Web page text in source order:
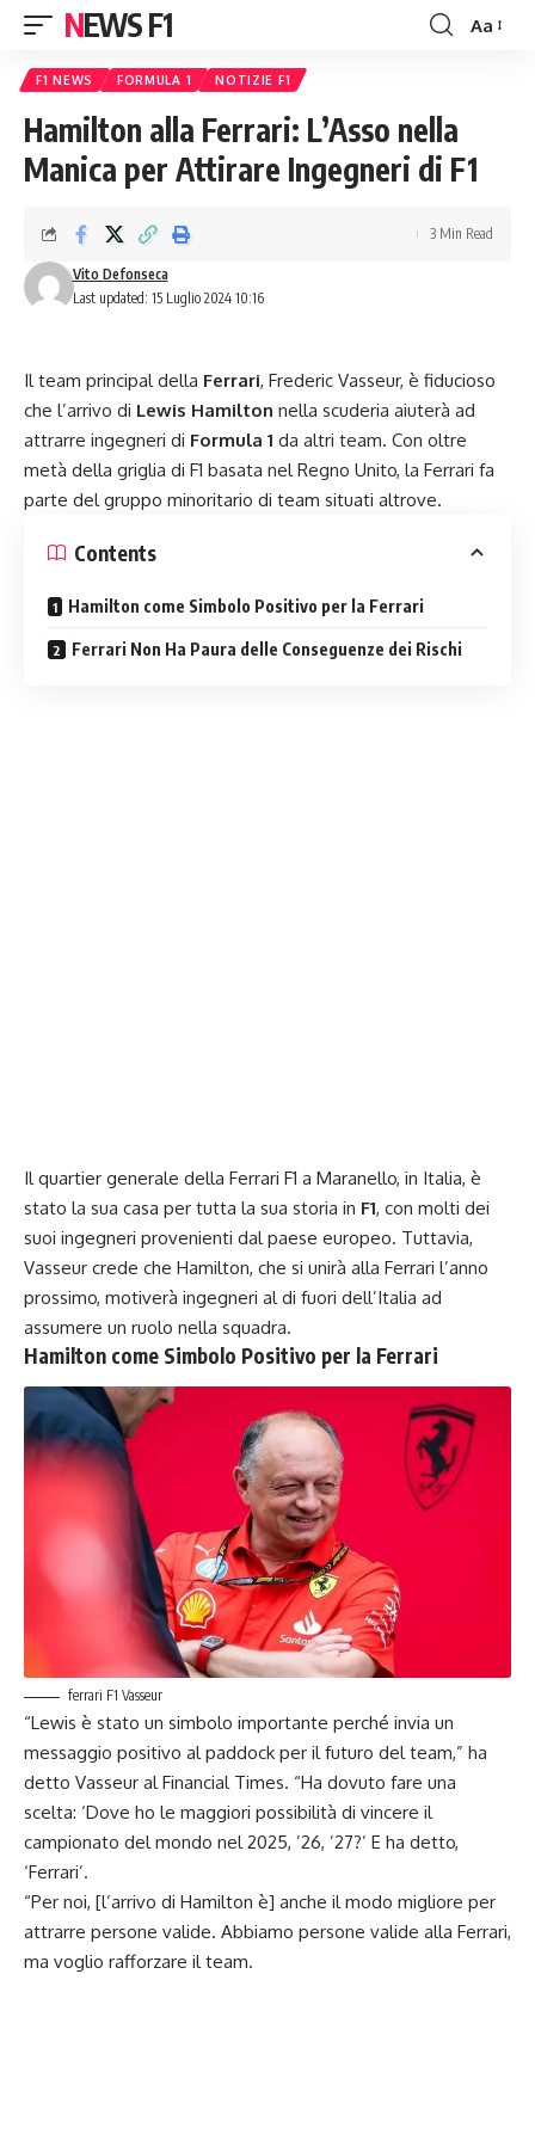
NEWS F1
Font
Aa
F1 NEWS FORMULA 1 NOTIZIE F1
Hamilton alla Ferrari: L’Asso nella
Manica per Attirare Ingegneri di F1
Last updated: 15 Luglio 2024 10:16
Vito Defonseca
3 Min Read
Il team principal della Ferrari, Frederic Vasseur, è fiducioso
che l’arrivo di Lewis Hamilton nella scuderia aiuterà ad
attrarre ingegneri di Formula 1 da altri team. Con oltre
metà della griglia di F1 basata nel Regno Unito, la Ferrari fa
parte del gruppo minoritario di team situati altrove.
Contents
Hamilton come Simbolo Positivo per la Ferrari
Ferrari Non Ha Paura delle Conseguenze dei Rischi
Il quartier generale della Ferrari F1 a Maranello, in Italia, è
stato la sua casa per tutta la sua storia in F1, con molti dei
suoi ingegneri provenienti dal paese europeo. Tuttavia,
Vasseur crede che Hamilton, che si unirà alla Ferrari l’anno
prossimo, motiverà ingegneri al di fuori dell’Italia ad
assumere un ruolo nella squadra.
Hamilton come Simbolo Positivo per la Ferrari
ferrari F1 Vasseur
“Lewis è stato un simbolo importante perché invia un
messaggio positivo al paddock per il futuro del team,” ha
detto Vasseur al Financial Times. “Ha dovuto fare una
scelta: ‘Dove ho le maggiori possibilità di vincere il
campionato del mondo nel 2025, ’26, ’27?’ E ha detto,
‘Ferrari’.
“Per noi, [l’arrivo di Hamilton è] anche il modo migliore per
attrarre persone valide. Abbiamo persone valide alla Ferrari,
ma voglio rafforzare il team.